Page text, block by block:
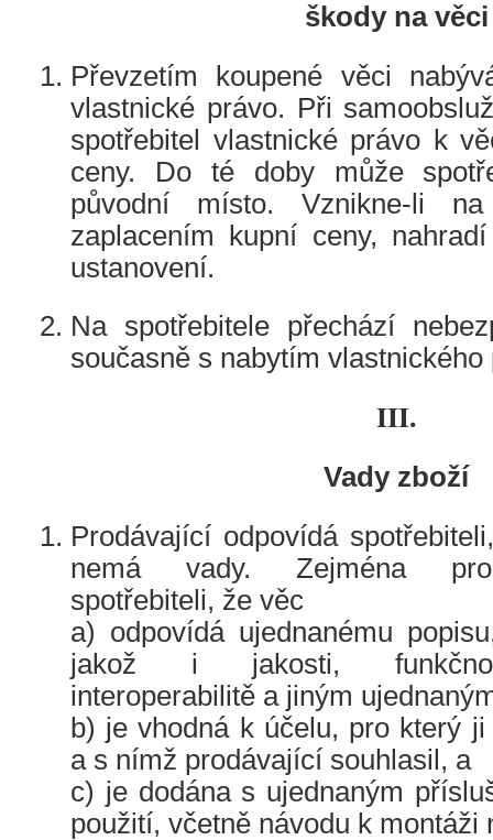
škody na věci
Převzetím koupené věci
vlastnické právo. Při
spotřebitel vlastnické právo k
ceny. Do té doby může
původní místo. Vznikne-li
zaplacením kupní ceny,
ustanovení.
Na spotřebitele přechází
současně s nabytím vlastnického
III.
Vady zboží
Prodávající odpovídá
nemá vady. Zejména
spotřebiteli, že věc
a) odpovídá ujednanému
jakož i jakosti,
interoperabilitě a jiným
b) je vhodná k účelu, pro který
a s nímž prodávající souhlasil, a
c) je dodána s ujednaným
použití, včetně návodu k montáži